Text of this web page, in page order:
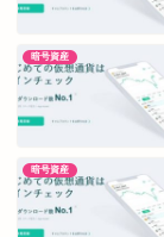
暗号資産
暗号資産